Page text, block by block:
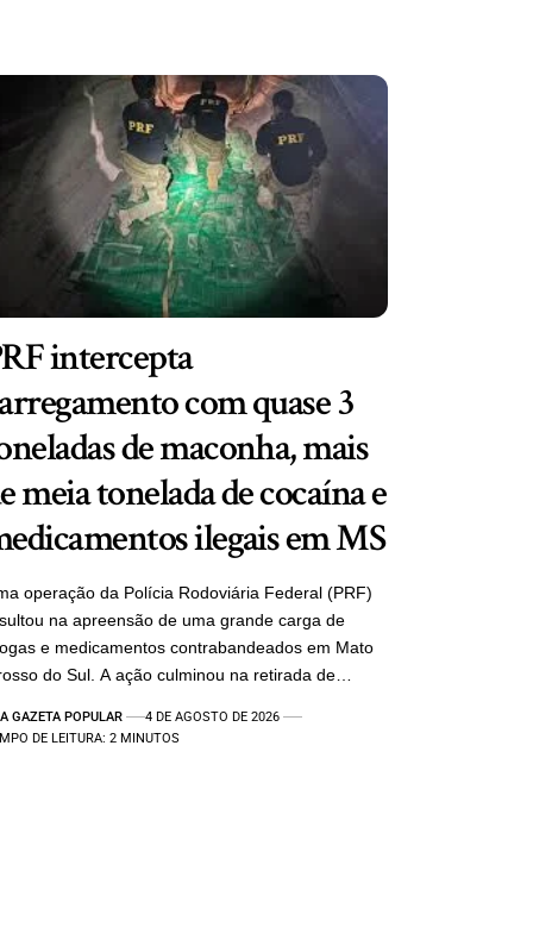
intercepta
com quase 3
de maconha, mais
meia tonelada de cocaína e
ilegais em MS
operação da Polícia Rodoviária Federal (PRF)
na apreensão de uma grande carga de
e medicamentos contrabandeados em Mato
do Sul. A ação culminou na retirada de…
A GAZETA POPULAR
4 DE AGOSTO DE 2026
DE LEITURA: 2 MINUTOS